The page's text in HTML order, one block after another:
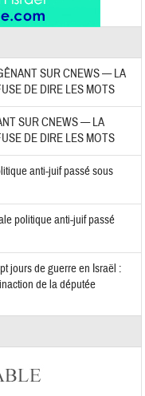
SUR CNEWS — LA
DE DIRE LES MOTS
SUR CNEWS — LA
DE DIRE LES MOTS
anti-juif passé sous
politique anti-juif passé
jours de guerre en Israël :
de la députée